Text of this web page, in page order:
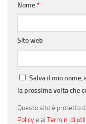
Nome*
Sito web
Salva il mio nome,
la prossima volta che
Questo sito è protetto
Policye ai Termini di